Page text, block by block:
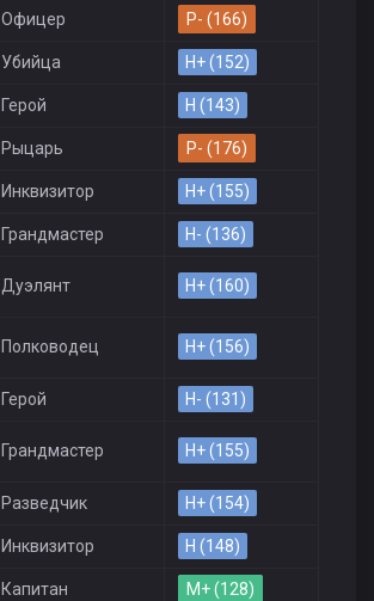
Офицер P- (166)
Убийца H+ (152)
Герой H (143)
Рыцарь P- (176)
Инквизитор H+ (155)
Грандмастер H- (136)
Дуэлянт H+ (160)
Полководец H+ (156)
Герой H- (131)
Грандмастер H+ (155)
Разведчик H+ (154)
Инквизитор H (148)
Капитан M+ (128)